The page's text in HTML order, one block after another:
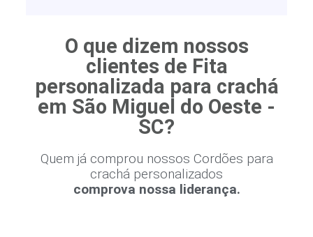
O que dizem nossos
clientes de Fita
personalizada para crachá
em São Miguel do Oeste -
SC?
Quem já comprou nossos Cordões para
crachá personalizados
comprova nossa liderança.